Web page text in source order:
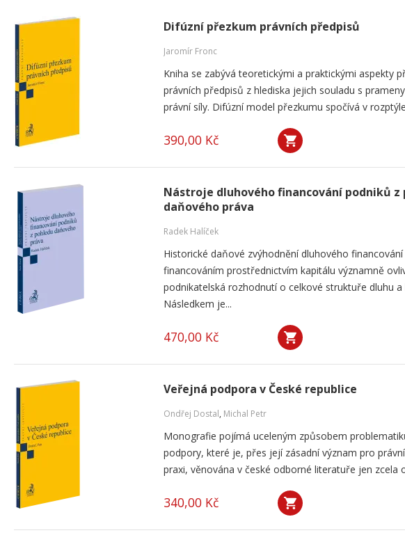
Difúzní přezkum právních předpisů
Jaromír Fronc
Kniha se zabývá teoretickými a praktickými aspekty
právních předpisů z hlediska jejich souladu s
právní síly. Difúzní model přezkumu spočívá v
390,00 Kč
Nástroje dluhového financování podniků z
daňového práva
Radek Halíček
Historické daňové zvýhodnění dluhového
financováním prostřednictvím kapitálu významně
podnikatelská rozhodnutí o celkové struktuře dluhu a
Následkem je...
470,00 Kč
Veřejná podpora v České republice
Ondřej Dostal, Michal Petr
Monografie pojímá uceleným způsobem
podpory, které je, přes její zásadní význam pro
praxi, věnována v české odborné literatuře jen zcela
340,00 Kč